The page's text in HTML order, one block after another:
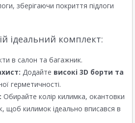
зберігаючи покриття підлоги
ідеальний комплект:
в салон та багажник.
Додайте високі 3D борти та
герметичності.
Обирайте колір килимка, окантовки
щоб килимок ідеально вписався в